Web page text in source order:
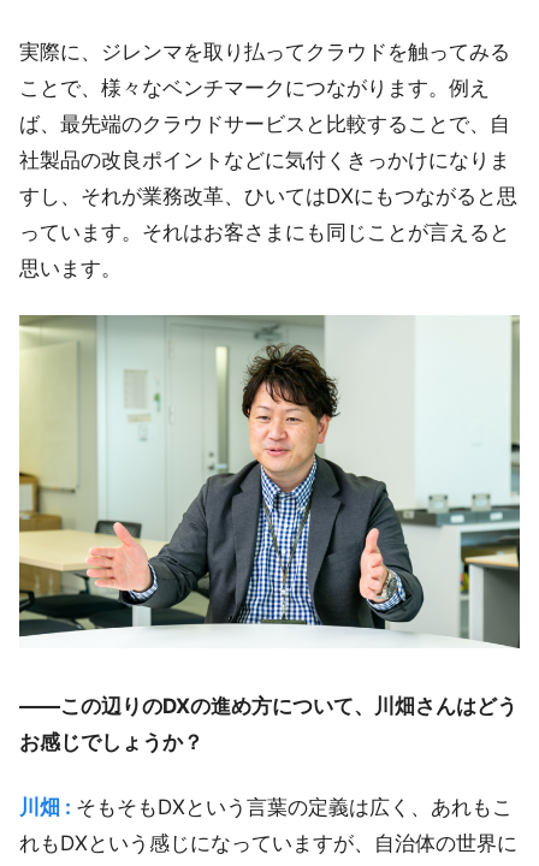
実際に、ジレンマを取り払ってクラウドを触ってみる
ことで、様々なベンチマークにつながります。例え
ば、最先端のクラウドサービスと比較することで、自
社製品の改良ポイントなどに気付くきっかけになりま
すし、それが業務改革、ひいてはDXにもつながると思
っています。それはお客さまにも同じことが言えると
思います。
――この辺りのDXの進め方について、川畑さんはどう
お感じでしょうか？
川畑 : そもそもDXという言葉の定義は広く、あれもこ
れもDXという感じになっていますが、自治体の世界に